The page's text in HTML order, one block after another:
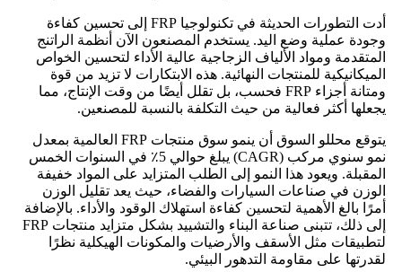
أدت التطورات الحديثة في تكنولوجيا FRP إلى تحسين كفاءة
وجودة عملية وضع اليد. يستخدم المصنعون الآن أنظمة الراتنج
المتقدمة ومواد الألياف الزجاجية عالية الأداء لتحسين الخواص
الميكانيكية للمنتجات النهائية. هذه الابتكارات لا تزيد من قوة
ومتانة أجزاء FRP فحسب، بل تقلل أيضًا من وقت الإنتاج، مما
يجعلها أكثر فعالية من حيث التكلفة بالنسبة للمصنعين.
يتوقع محللو السوق أن ينمو سوق منتجات FRP العالمية بمعدل
نمو سنوي مركب (CAGR) يبلغ حوالي 5٪ في السنوات الخمس
المقبلة. ويعود هذا النمو إلى الطلب المتزايد على المواد خفيفة
الوزن في صناعات السيارات والفضاء، حيث يعد تقليل الوزن
أمرًا بالغ الأهمية لتحسين كفاءة استهلاك الوقود والأداء. بالإضافة
إلى ذلك، تتبنى صناعة البناء والتشييد بشكل متزايد منتجات FRP
لتطبيقات مثل الأسقف والأرضيات والمكونات الهيكلية نظرًا
لقدرتها على مقاومة التدهور البيئي.